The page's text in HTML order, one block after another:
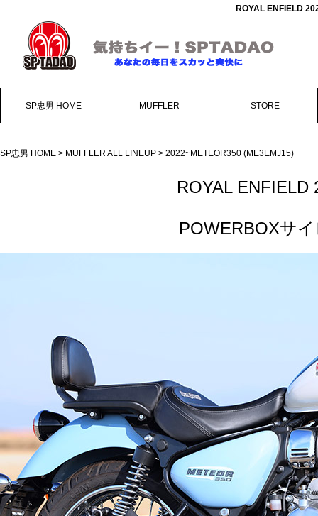
ROYAL ENFIELD
SP忠男 HOME MUFFLER STORE
SP忠男 HOME > MUFFLER ALL LINEUP > 2022~METEOR350 (ME3EMJ15)
ROYAL ENFIELD
POWERBOXサ